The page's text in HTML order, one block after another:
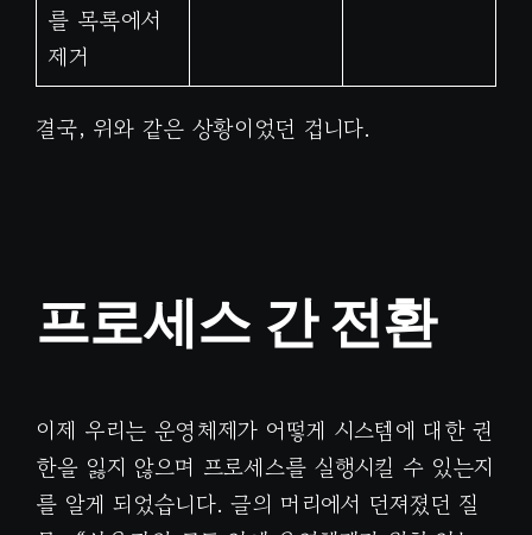
를 목록에서
제거
결국, 위와 같은 상황이었던 겁니다.
프로세스 간 전환
이제 우리는 운영체제가 어떻게 시스템에 대한 권
한을 잃지 않으며 프로세스를 실행시킬 수 있는지
를 알게 되었습니다. 글의 머리에서 던져졌던 질